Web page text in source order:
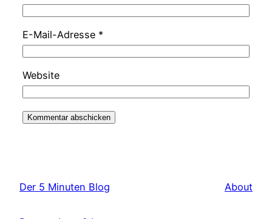
E-Mail-Adresse *
Website
Der 5 Minuten Blog About